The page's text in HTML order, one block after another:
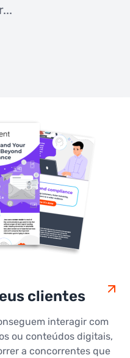
clientes
interagir com
ou conteúdos digitais,
a concorrentes que